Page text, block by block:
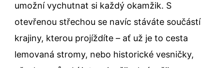
umožní vychutnat si každý okamžik. S
otevřenou střechou se navíc stáváte součástí
krajiny, kterou projíždíte – ať už je to cesta
lemovaná stromy, nebo historické vesničky,